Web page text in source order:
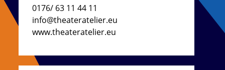
0176/ 63 11 44 11
info@theateratelier.eu
www.theateratelier.eu